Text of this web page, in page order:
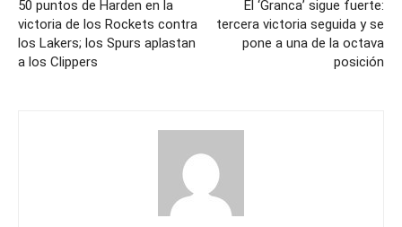
50 puntos de Harden en la
victoria de los Rockets contra
los Lakers; los Spurs aplastan
a los Clippers
El ‘Granca’ sigue fuerte:
tercera victoria seguida y se
pone a una de la octava
posición